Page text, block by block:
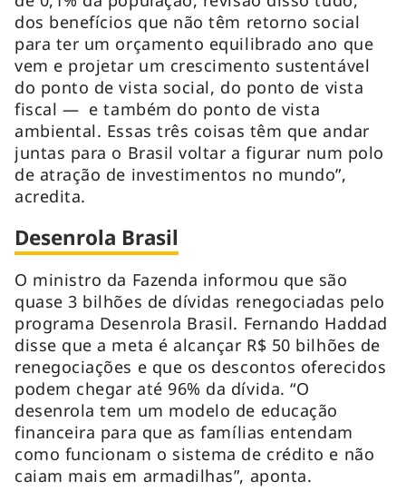
dos benefícios que não têm retorno social
para ter um orçamento equilibrado ano que
vem e projetar um crescimento sustentável
do ponto de vista social, do ponto de vista
fiscal — e também do ponto de vista
ambiental. Essas três coisas têm que andar
juntas para o Brasil voltar a figurar num polo
de atração de investimentos no mundo”,
acredita.
Desenrola Brasil
O ministro da Fazenda informou que são
quase 3 bilhões de dívidas renegociadas pelo
programa Desenrola Brasil. Fernando Haddad
disse que a meta é alcançar R$ 50 bilhões de
renegociações e que os descontos oferecidos
podem chegar até 96% da dívida. “O
desenrola tem um modelo de educação
financeira para que as famílias entendam
como funcionam o sistema de crédito e não
caiam mais em armadilhas”, aponta.